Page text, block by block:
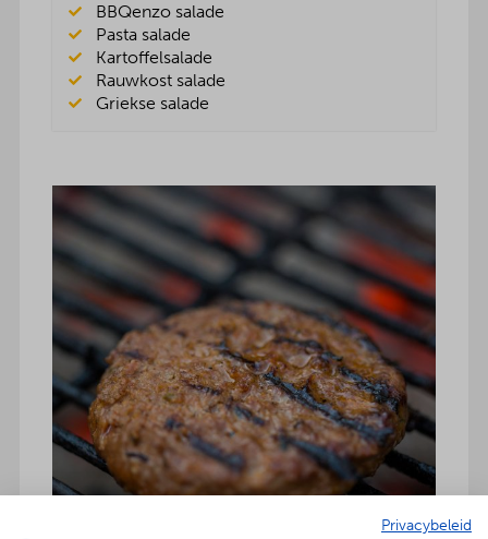
BBQenzo salade
Pasta salade
Kartoffelsalade
Rauwkost salade
Griekse salade
Privacybeleid